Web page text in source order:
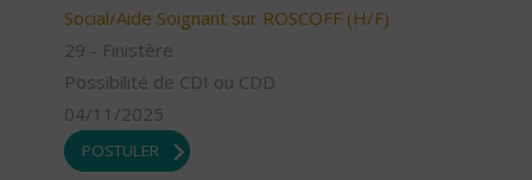
Social/Aide Soignant sur ROSCOFF (H/F)
29 - Finistère
Possibilité de CDI ou CDD
04/11/2025
POSTULER